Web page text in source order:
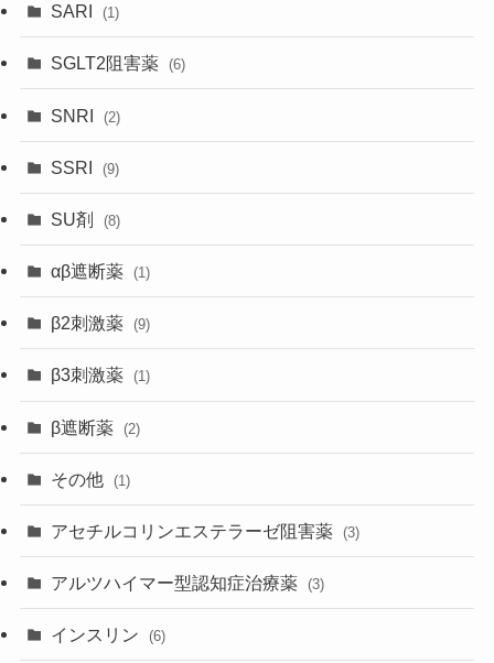
SARI (1)
SGLT2阻害薬 (6)
SNRI (2)
SSRI (9)
SU剤 (8)
αβ遮断薬 (1)
β2刺激薬 (9)
β3刺激薬 (1)
β遮断薬 (2)
その他 (1)
アセチルコリンエステラーゼ阻害薬 (3)
アルツハイマー型認知症治療薬 (3)
インスリン (6)